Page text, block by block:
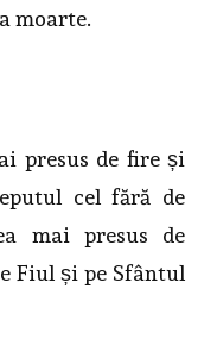
moarte.
presus de fire și
cel fără de
mai presus de
Fiul și pe Sfântul